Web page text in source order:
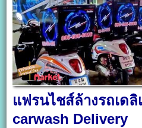
แฟรนไชส์ล้างรถเดลิ
carwash Delivery